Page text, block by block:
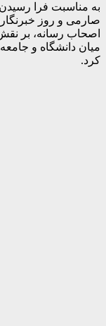
صارمی و روز
اصحاب رسانه، بر
میان دانشگاه و
کرد.